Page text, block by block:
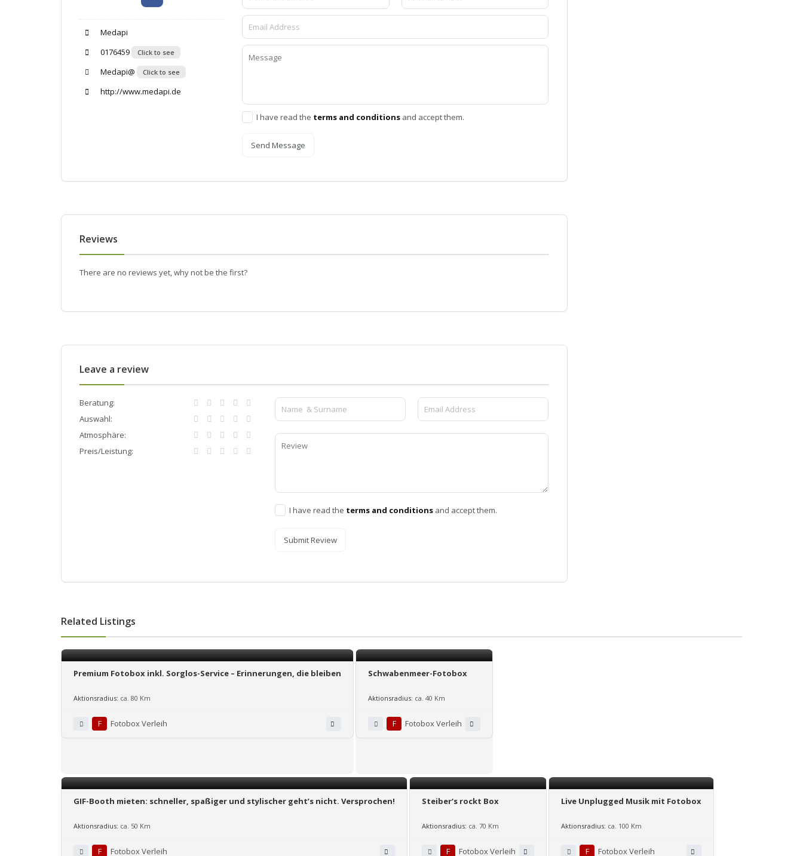
Medapi
0176459
Click to see
Medapi@ Click to see
http://www.medapi.de
I have read the terms and conditions and accept them.
Send Message
Reviews
There are no reviews yet, why not be the first?
Leave a review
Beratung:
Auswahl:
Atmosphäre:
Preis/Leistung:
I have read the terms and conditions and accept them.
Submit Review
Related Listings
Premium Fotobox inkl. Sorglos-Service – Erinnerungen, die bleiben
Aktionsradius: ca. 80 Km
F Fotobox Verleih
Schwabenmeer-Fotobox
Aktionsradius: ca. 40 Km
F Fotobox Verleih
GIF-Booth mieten: schneller, spaßiger und stylischer geht’s nicht. Versprochen!
Aktionsradius: ca. 50 Km
F Fotobox Verleih
Steiber‘s rockt Box
Aktionsradius: ca. 70 Km
F Fotobox Verleih
Live Unplugged Musik mit Fotobox
Aktionsradius: ca. 100 Km
F Fotobox Verleih